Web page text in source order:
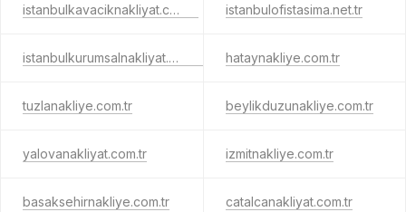
istanbulkavaciknakliyat.com.tr istanbulofistasima.net.tr
istanbulkurumsalnakliyat.com.tr hataynakliye.com.tr
tuzlanakliye.com.tr beylikduzunakliye.com.tr
yalovanakliyat.com.tr izmitnakliye.com.tr
basaksehirnakliye.com.tr catalcanakliyat.com.tr